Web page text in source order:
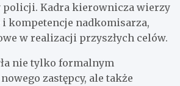
policji. Kadra kierownicza wierzy
kompetencje nadkomisarza,
w realizacji przyszłych celów.
nie tylko formalnym
zastępcy, ale także